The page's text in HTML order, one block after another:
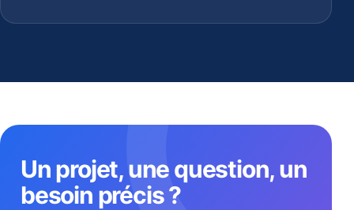
Un projet, une question, un
besoin précis ?